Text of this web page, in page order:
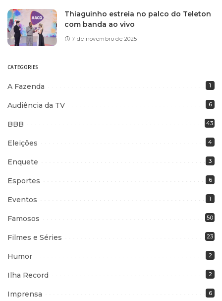
Thiaguinho estreia no palco do Teleton
com banda ao vivo
7 de novembro de 2025
CATEGORIES
A Fazenda 1
Audiência da TV 6
BBB 43
Eleições 4
Enquete 3
Esportes 6
Eventos 1
Famosos 50
Filmes e Séries 23
Humor 2
Ilha Record 2
Imprensa 6